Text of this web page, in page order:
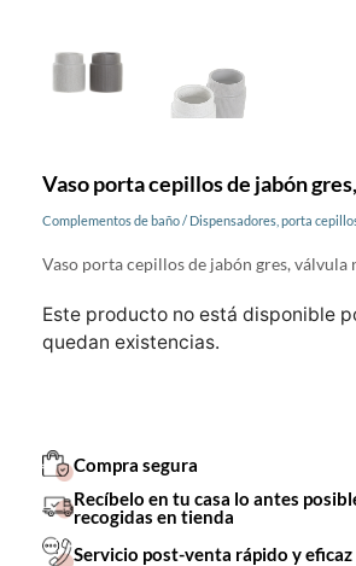
Vaso porta cepillos de jabón
Complementos de baño/ Dispensadores, porta
Vaso porta cepillos de jabón gres, válvula
Este producto no está disponible
quedan existencias.
Compra segura
Recíbelo en tu casa lo antes
recogidas en tienda
Servicio post-venta rápido y eficaz